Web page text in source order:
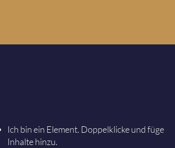
Ich bin ein Element. Doppelklicke und füge
Inhalte hinzu.